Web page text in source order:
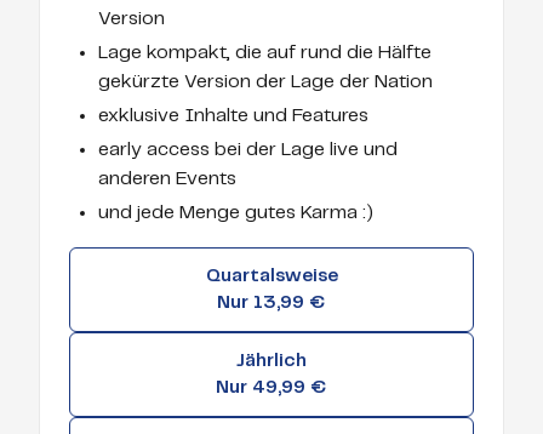
Version
Lage kompakt, die auf rund die Hälfte
gekürzte Version der Lage der Nation
exklusive Inhalte und Features
early access bei der Lage live und
anderen Events
und jede Menge gutes Karma :)
Quartalsweise
Nur 13,99 €
Jährlich
Nur 49,99 €